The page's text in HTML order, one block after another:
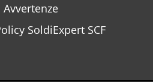
Avvertenze
SoldiExpert SCF